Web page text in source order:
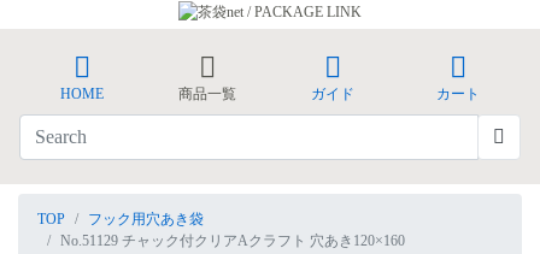
HOME 商品一覧 ガイド カート
TOP
フック用穴あき袋
No.51129 チャック付クリアAクラフト 穴あき120×160